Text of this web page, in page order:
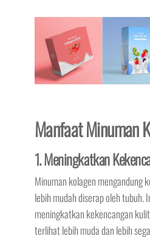
Manfaat Minuman
1. Meningkatkan
Minuman kolagen mengandung
lebih mudah diserap oleh tubuh.
meningkatkan kekencangan
terlihat lebih muda dan lebih